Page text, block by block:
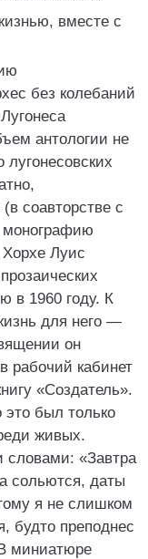
вместе с
без колебаний
антологии не
лугонесовских
соавторстве с
монографию
Луис
в 1960 году. К
для него —
он
рабочий кабинет
«Создатель».
это был только
живых.
словами: «Завтра
сольются, даты
я не слишком
будто преподнес
миниатюре